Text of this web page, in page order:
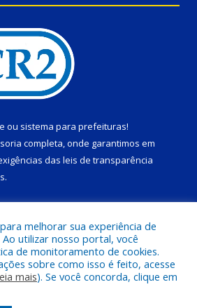
ou sistema para prefeituras!
completa, onde garantimos em
das leis de transparência
a Prefeitura Municipal de Ponta de
melhorar sua experiência de
utilizar nosso portal, você
de monitoramento de cookies.
sobre como isso é feito, acesse
mais). Se você concorda, clique em